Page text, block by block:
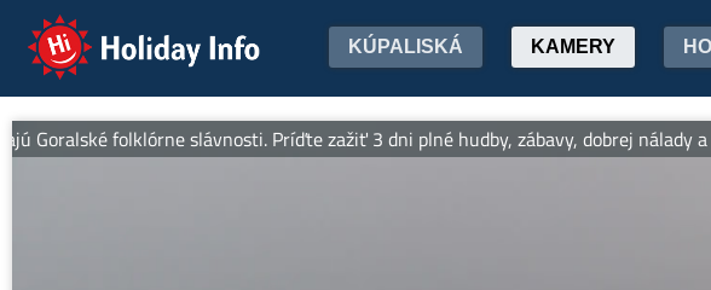
Holiday Info KÚPALISKÁ KAMERY
folklórne slávnosti. Príďte zažiť 3 dni plné hudby, zábavy, dobrej nálady a